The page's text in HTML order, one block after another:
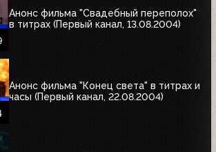
Анонс фильма "Свадебный переполох"
в титрах (Первый канал, 13.08.2004)
Анонс фильма "Конец света" в титрах и
часы (Первый канал, 22.08.2004)